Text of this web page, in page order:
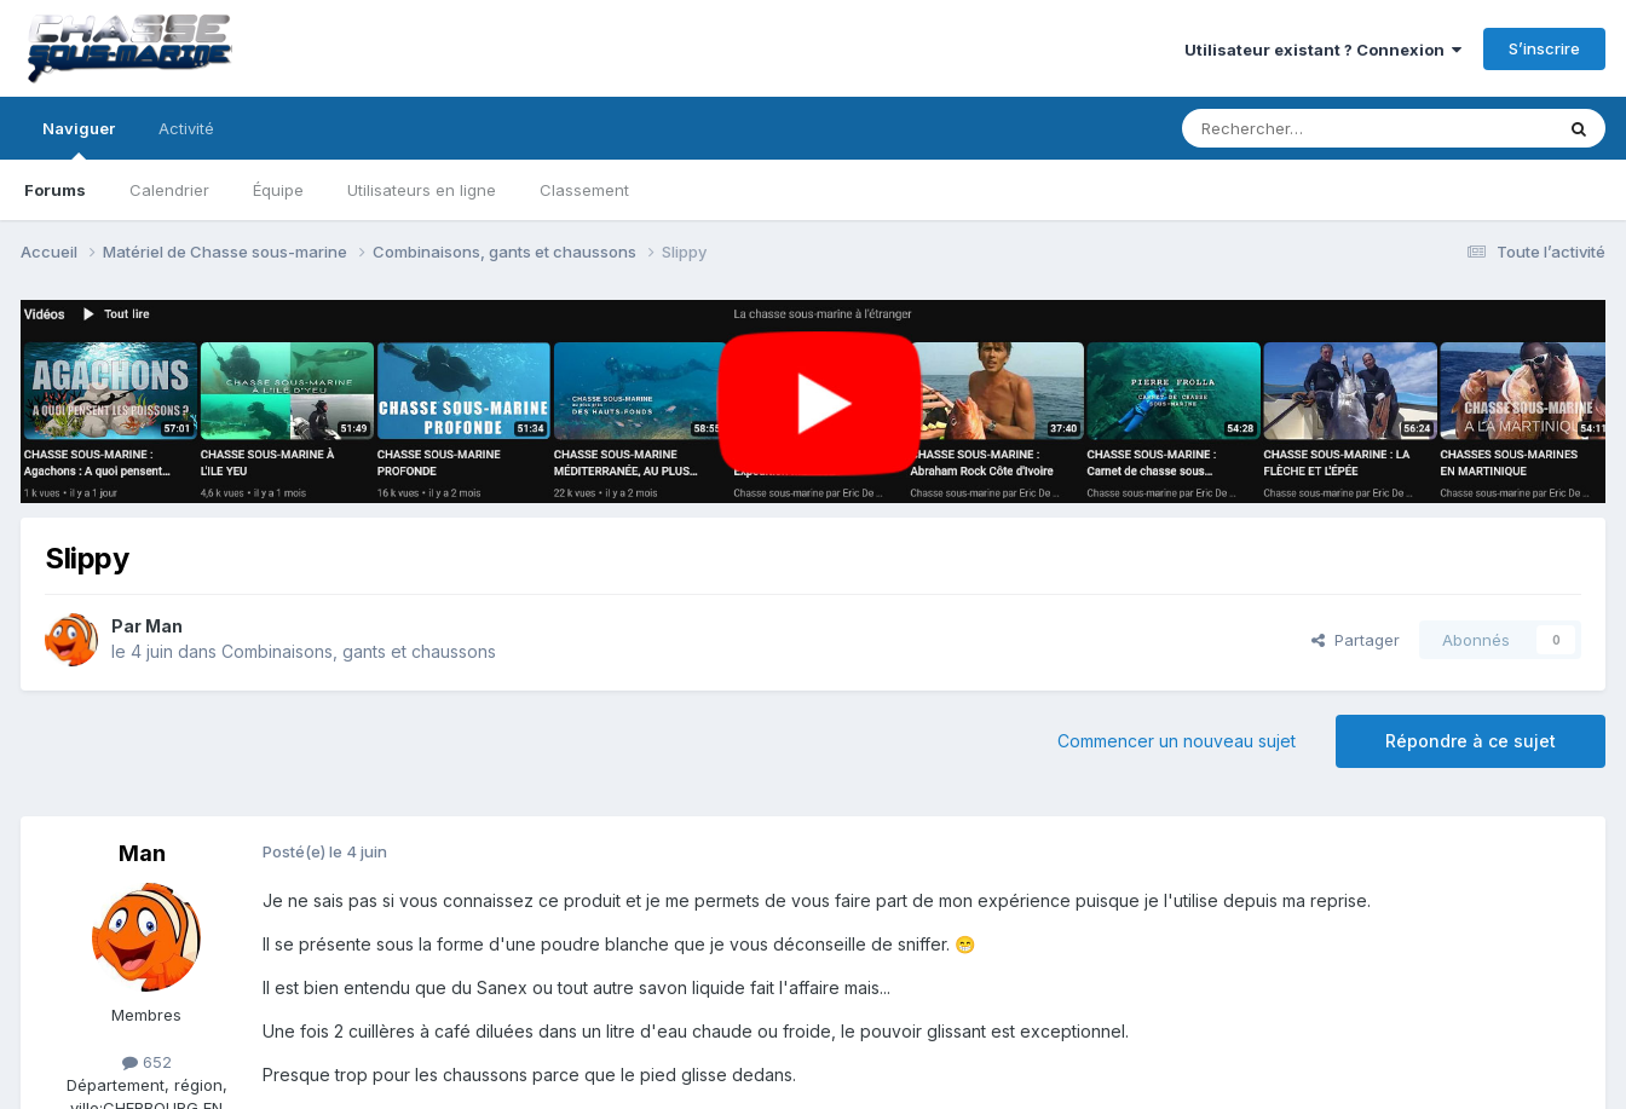
Utilisateur existant ? Connexion S’inscrire
Naviguer
Forums Calendrier Équipe Utilisateurs en ligne Classement
Activité
Toute l’activité
Accueil Matériel de Chasse sous-marine Combinaisons, gants et chaussons Slippy
Slippy
Par Man
le 4 juin dans Combinaisons, gants et chaussons
Partager Abonnés 0
Répondre à ce sujet
Commencer un nouveau sujet
Man
Membres
652
Département, région,
Posté(e) le 4 juin
Je ne sais pas si vous connaissez ce produit et je me permets de vous faire part de mon expérience puisque je l'utilise depuis ma reprise.
Il se présente sous la forme d'une poudre blanche que je vous déconseille de sniffer. 😁
Il est bien entendu que du Sanex ou tout autre savon liquide fait l'affaire mais...
Une fois 2 cuillères à café diluées dans un litre d'eau chaude ou froide, le pouvoir glissant est exceptionnel.
Presque trop pour les chaussons parce que le pied glisse dedans.